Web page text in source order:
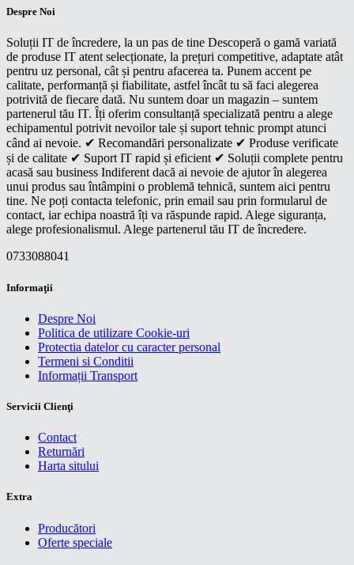
Despre Noi
Soluții IT de încredere, la un pas de tine Descoperă o gamă variată
de produse IT atent selecționate, la prețuri competitive, adaptate atât
pentru uz personal, cât și pentru afacerea ta. Punem accent pe
calitate, performanță și fiabilitate, astfel încât tu să faci alegerea
potrivită de fiecare dată. Nu suntem doar un magazin – suntem
partenerul tău IT. Îți oferim consultanță specializată pentru a alege
echipamentul potrivit nevoilor tale și suport tehnic prompt atunci
când ai nevoie. ✔ Recomandări personalizate ✔ Produse verificate
și de calitate ✔ Suport IT rapid și eficient ✔ Soluții complete pentru
acasă sau business Indiferent dacă ai nevoie de ajutor în alegerea
unui produs sau întâmpini o problemă tehnică, suntem aici pentru
tine. Ne poți contacta telefonic, prin email sau prin formularul de
contact, iar echipa noastră îți va răspunde rapid. Alege siguranța,
alege profesionalismul. Alege partenerul tău IT de încredere.
0733088041
Informaţii
Despre Noi
Politica de utilizare Cookie-uri
Protectia datelor cu caracter personal
Termeni si Conditii
Informații Transport
Servicii Clienţi
Contact
Returnări
Harta sitului
Extra
Producători
Oferte speciale